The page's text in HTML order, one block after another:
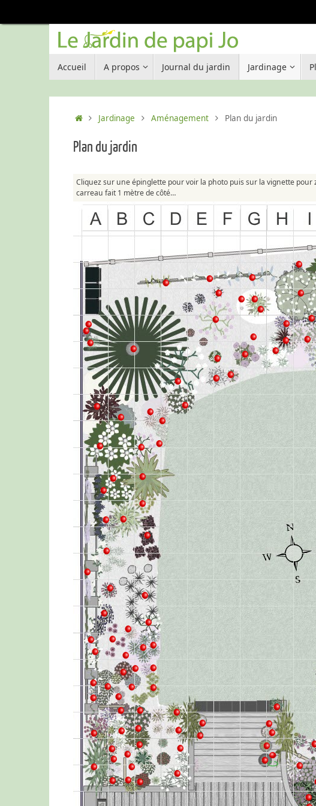
au
auAccueil A propos Journal du jardin Jardinage
AccueilJardinage Aménagement Plan du jardin
Plan du jardin
Cliquez sur une épinglette pour voir la photo puis sur la vignette
carreau fait 1 mètre de côté…